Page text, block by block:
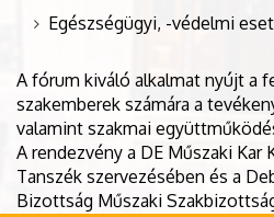
Egészségügyi, -védelmi
A fórum kiváló alkalmat nyújt a
szakemberek számára a
valamint szakmai
A rendezvény a DE Műszaki Kar
Tanszék szervezésében és a
Bizottság Műszaki